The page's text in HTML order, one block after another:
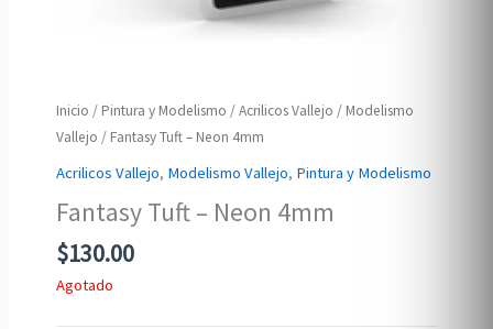
Inicio / Pintura y Modelismo /Acrilicos Vallejo / Modelismo
Vallejo / Fantasy Tuft – Neon 4mm
Acrilicos Vallejo, Modelismo Vallejo, Pintura y Modelismo
Fantasy Tuft – Neon 4mm
$130.00
Agotado